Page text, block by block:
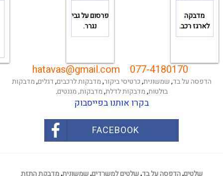
מדבקה
לארגז רכב.
פרסום על גבי
נגרר.
077-4180170
hatavas@gmail.com
הדפסה על בד,שמשונית,כרטיסי ביקור,מדבקות לרכבים,דגלים,מדבקות
בולטות,מדבקות לדלת,מדבקות,מגנטים.
בקרו אותנו בפייסבוק
FACEBOOK
שלטים,הדפסה על בד,שלטים למשרדים,שמשונית,מדבקת התזת